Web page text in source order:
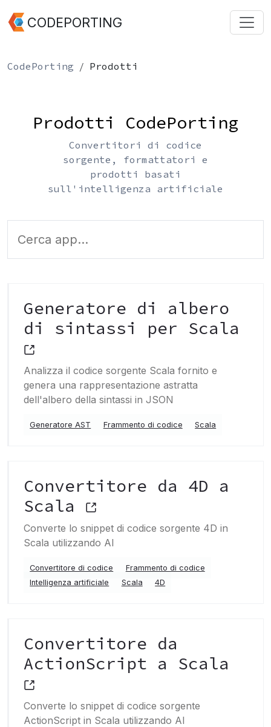
CODEPORTING
CodePorting Prodotti
Prodotti CodePorting
Convertitori di codice
sorgente, formattatori e
prodotti basati
sull'intelligenza artificiale
Generatore di albero
di sintassi per Scala
Analizza il codice sorgente Scala fornito e
genera una rappresentazione astratta
dell'albero della sintassi in JSON
Generatore AST Frammento di codice Scala
Convertitore da 4D a
Scala
Converte lo snippet di codice sorgente 4D in
Scala utilizzando AI
Convertitore di codice
Frammento di codice
Intelligenza artificiale
Scala 4D
Convertitore da
ActionScript a Scala
Converte lo snippet di codice sorgente
ActionScript in Scala utilizzando AI